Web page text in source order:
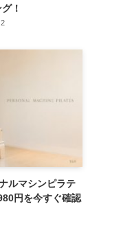
！
2
ルマシンピラテ
円を今すぐ確認